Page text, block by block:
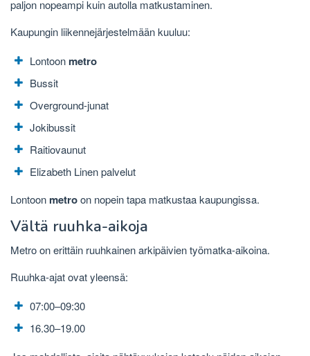
paljon nopeampi kuin autolla matkustaminen.
Kaupungin liikennejärjestelmään kuuluu:
Lontoon metro
Bussit
Overground-junat
Jokibussit
Raitiovaunut
Elizabeth Linen palvelut
Lontoon metroon nopein tapa matkustaa kaupungissa.
Vältä ruuhka-aikoja
Metro on erittäin ruuhkainen arkipäivien työmatka-aikoina.
Ruuhka-ajat ovat yleensä:
07:00–09:30
16.30–19.00